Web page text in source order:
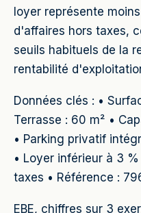
loyer représente
d'affaires hors taxes,
seuils habituels de la
rentabilité
Données clés : •
Terrasse : 60 m² •
• Parking privatif
• Loyer inférieur à 3
taxes • Référence :
EBE, chiffres sur 3